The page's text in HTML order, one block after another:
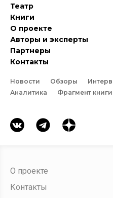
Театр
Книги
О проекте
Авторы и эксперты
Партнеры
Контакты
Новости Обзоры
Аналитика
Фрагмент книги
О проекте
Контакты